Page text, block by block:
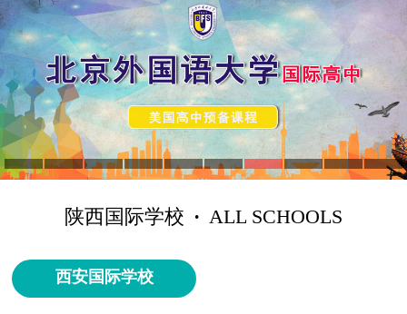
陕西国际学校 · ALL SCHOOLS
西安国际学校